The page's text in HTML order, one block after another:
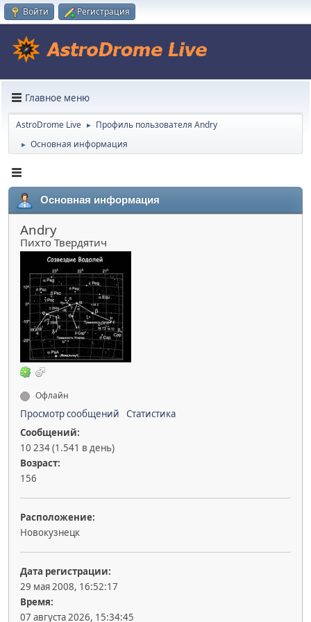
Войти Регистрация
Главное меню
AstroDrome Live ► Профиль пользователя Andry
► Основная информация
Основная информация
Andry
Пихто Твердятич
Офлайн
Просмотр сообщений
Статистика
Сообщений:
10 234 (1.541 в день)
Возраст:
156
Расположение:
Новокузнецк
Дата регистрации:
29 мая 2008, 16:52:17
Время:
07 августа 2026, 15:34:45